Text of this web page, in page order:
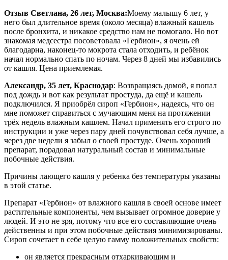
Отзыв Светлана, 26 лет, Москва:Моему малышу 6 лет, у
него был длительное время (около месяца) влажный кашель
после бронхита, и никакое средство нам не помогало. Но вот
знакомая медсестра посоветовала «Гербион», я очень ей
благодарна, наконец-то мокрота стала отходить, и ребёнок
начал нормально спать по ночам. Через 8 дней мы избавились
от кашля. Цена приемлемая.
Александр, 35 лет, Краснодар: Возвращаясь домой, я попал
под дождь и вот как результат простуда, да ещё и кашель
подключился. Я приобрёл сироп «Гербион», надеясь, что он
мне поможет справиться с мучающим меня на протяжении
трёх недель влажным кашлем. Начал применять его строго по
инструкции и уже через пару дней почувствовал себя лучше, а
через две недели я забыл о своей простуде. Очень хороший
препарат, порадовал натуральный состав и минимальные
побочные действия.
Причины лающего кашля у ребенка без температуры указаны
в этой статье.
Препарат «Гербион» от влажного кашля в своей основе имеет
растительные компоненты, чем вызывает огромное доверие у
людей. И это не зря, потому что все его составляющие очень
действенны и при этом побочные действия минимизированы.
Сироп сочетает в себе целую гамму положительных свойств:
он является прекрасным отхаркивающим и